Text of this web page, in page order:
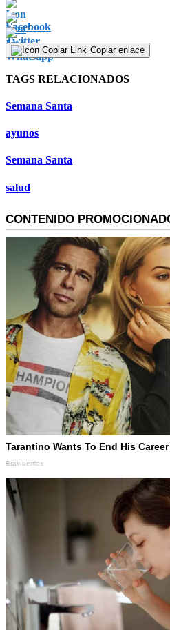
Copiar enlace
TAGS RELACIONADOS
Semana Santa
ayunos
Semana Santa
salud